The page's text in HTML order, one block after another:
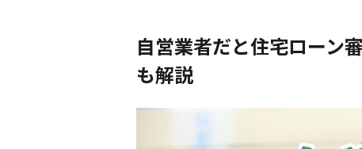
自営業者だと住宅ローン
も解説